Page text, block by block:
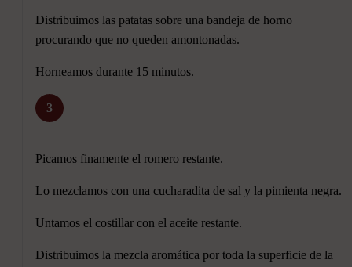
Distribuimos las patatas sobre una bandeja de horno
procurando que no queden amontonadas.
Horneamos durante 15 minutos.
3
Picamos finamente el romero restante.
Lo mezclamos con una cucharadita de sal y la pimienta negra.
Untamos el costillar con el aceite restante.
Distribuimos la mezcla aromática por toda la superficie de la